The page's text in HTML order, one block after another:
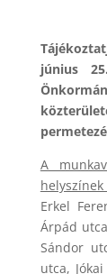
június
A
Erkel
Árpád
Sándor
utca,